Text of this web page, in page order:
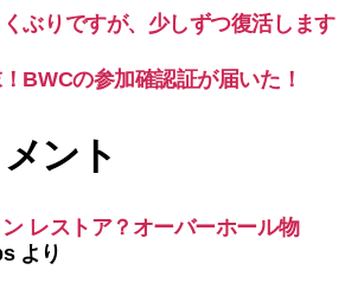
ぶりですが、少しずつ復活します
BWCの参加確認証が届いた！
ント
レストア？オーバーホール物
より